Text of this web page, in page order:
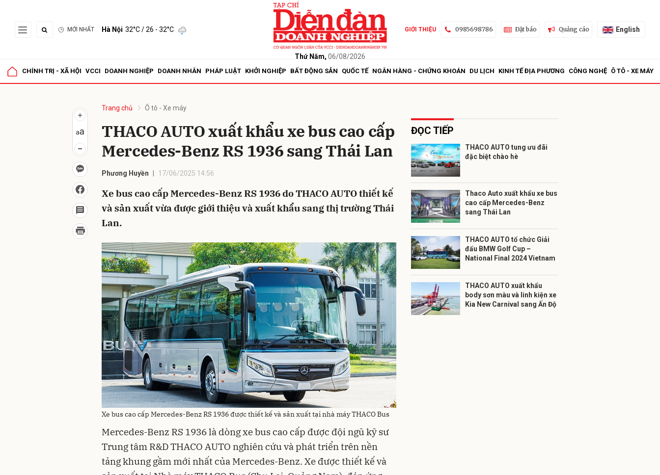
MỚI NHẤT Hà Nội 32°C/ 26 - 32°C
Thứ Năm, 06/08/2026
GIỚI THIỆU 0985698786 Đặt báo Quảng cáo English
CHÍNH TRỊ - XÃ HỘI VCCI DOANH NGHIỆP DOANH NHÂN PHÁP LUẬT KHỞI NGHIỆP BẤT ĐỘNG SẢN QUỐC TẾ NGÂN HÀNG - CHỨNG KHOÁN DU LỊCH KINH TẾ ĐỊA PHƯƠNG CÔNG NGHỆ Ô TÔ - XE MÁY
Trang chủ Ô tô - Xe máy
THACO AUTO xuất khẩu xe bus cao cấp
Mercedes-Benz RS 1936 sang Thái Lan
Phương Huyền 17/06/2025 14:56
Xe bus cao cấp Mercedes-Benz RS 1936 do THACO AUTO thiết kế
và sản xuất vừa được giới thiệu và xuất khẩu sang thị trường Thái
Lan.
Xe bus cao cấp Mercedes-Benz RS 1936 được thiết kế và sản xuất tại nhà máy THACO Bus
Mercedes-Benz RS 1936 là dòng xe bus cao cấp được đội ngũ kỹ sư
Trung tâm R&D THACO AUTO nghiên cứu và phát triển trên nền
tảng khung gầm mới nhất của Mercedes-Benz. Xe được thiết kế và
ĐỌC TIẾP
THACO AUTO tung ưu đãi
đặc biệt chào hè
Thaco Auto xuất khẩu xe bus
cao cấp Mercedes-Benz
sang Thái Lan
THACO AUTO tổ chức Giải
đấu BMW Golf Cup –
National Final 2024 Vietnam
THACO AUTO xuất khẩu
body sơn màu và linh kiện xe
Kia New Carnival sang Ấn Độ
Gửi